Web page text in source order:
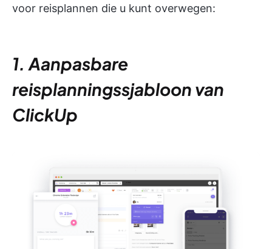
voor reisplannen die u kunt overwegen:
1. Aanpasbare
reisplanningssjabloon van
ClickUp